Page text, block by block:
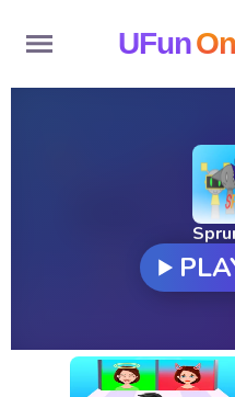
UFun
New
Games